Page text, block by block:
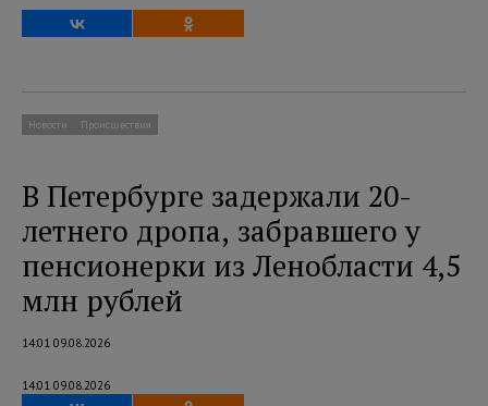
Новости Происшествия
В Петербурге задержали 20-
летнего дропа, забравшего у
пенсионерки из Ленобласти 4,5
млн рублей
14:01 09.08.2026
14:01 09.08.2026